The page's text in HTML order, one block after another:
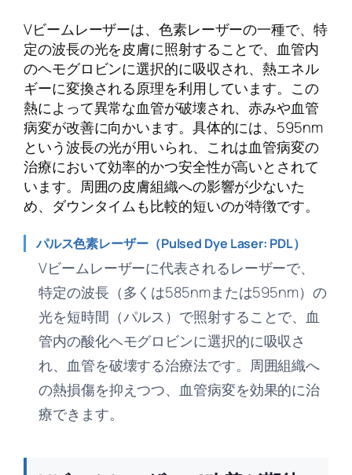
Vビームレーザーは、色素レーザーの一種で、特
定の波長の光を皮膚に照射することで、血管内
のヘモグロビンに選択的に吸収され、熱エネル
ギーに変換される原理を利用しています。この
熱によって異常な血管が破壊され、赤みや血管
病変が改善に向かいます。具体的には、595nm
という波長の光が用いられ、これは血管病変の
治療において効率的かつ安全性が高いとされて
います。周囲の皮膚組織への影響が少ないた
め、ダウンタイムも比較的短いのが特徴です。
パルス色素レーザー（Pulsed Dye Laser: PDL）
Vビームレーザーに代表されるレーザーで、
特定の波長（多くは585nmまたは595nm）の
光を短時間（パルス）で照射することで、血
管内の酸化ヘモグロビンに選択的に吸収さ
れ、血管を破壊する治療法です。周囲組織へ
の熱損傷を抑えつつ、血管病変を効果的に治
療できます。